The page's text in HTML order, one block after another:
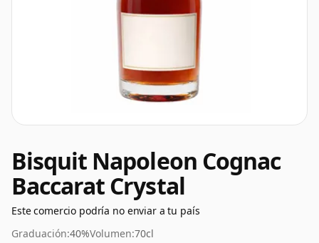
Bisquit Napoleon Cognac
Baccarat Crystal
Este comercio podría no enviar a tu país
Graduación:40%Volumen:70cl